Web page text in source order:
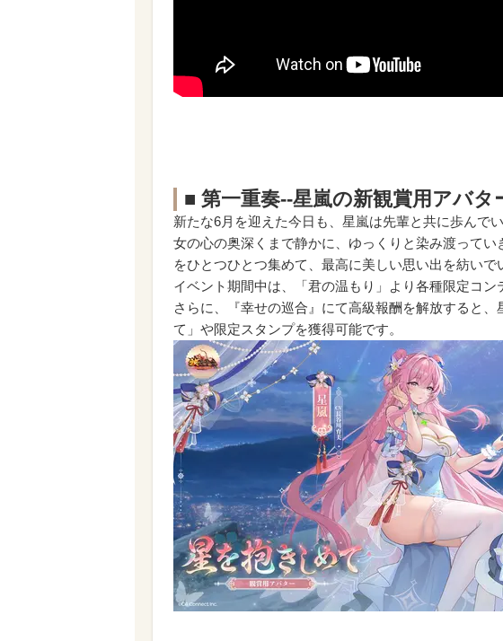
■ 第一重奏--星嵐の新観賞用アバタ
新たな6月を迎えた今日も、星嵐は先輩と共に歩んで
女の心の奥深くまで静かに、ゆっくりと染み渡って
をひとつひとつ集めて、最高に美しい思い出を紡いで
イベント期間中は、「君の温もり」より各種限定コン
さらに、『幸せの巡合』にて高級報酬を解放すると
て」や限定スタンプを獲得可能です。